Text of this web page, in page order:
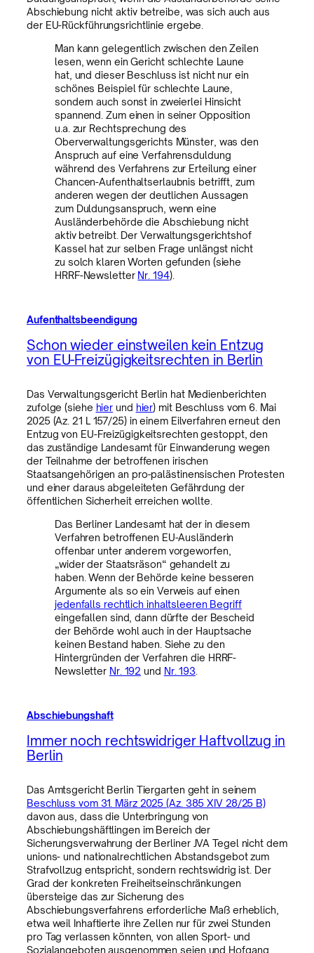
Abschiebung nicht aktiv betreibe, was sich auch aus
der EU-Rückführungsrichtlinie ergebe.
Man kann gelegentlich zwischen den Zeilen
lesen, wenn ein Gericht schlechte Laune
hat, und dieser Beschluss ist nicht nur ein
schönes Beispiel für schlechte Laune,
sondern auch sonst in zweierlei Hinsicht
spannend. Zum einen in seiner Opposition
u.a. zur Rechtsprechung des
Oberverwaltungsgerichts Münster, was den
Anspruch auf eine Verfahrensduldung
während des Verfahrens zur Erteilung einer
Chancen-Aufenthaltserlaubnis betrifft, zum
anderen wegen der deutlichen Aussagen
zum Duldungsanspruch, wenn eine
Ausländerbehörde die Abschiebung nicht
aktiv betreibt. Der Verwaltungsgerichtshof
Kassel hat zur selben Frage unlängst nicht
zu solch klaren Worten gefunden (siehe
HRRF-Newsletter Nr. 194).
Aufenthaltsbeendigung
Schon wieder einstweilen kein Entzug
von EU-Freizügigkeitsrechten in Berlin
Das Verwaltungsgericht Berlin hat Medienberichten
zufolge (siehe hier und hier) mit Beschluss vom 6. Mai
2025 (Az. 21 L 157/25) in einem Eilverfahren erneut den
Entzug von EU-Freizügigkeitsrechten gestoppt, den
das zuständige Landesamt für Einwanderung wegen
der Teilnahme der betroffenen irischen
Staatsangehörigen an pro-palästinensischen Protesten
und einer daraus abgeleiteten Gefährdung der
öffentlichen Sicherheit erreichen wollte.
Das Berliner Landesamt hat der in diesem
Verfahren betroffenen EU-Ausländerin
offenbar unter anderem vorgeworfen,
„wider der Staatsräson“ gehandelt zu
haben. Wenn der Behörde keine besseren
Argumente als so ein Verweis auf einen
jedenfalls rechtlich inhaltsleeren Begriff
eingefallen sind, dann dürfte der Bescheid
der Behörde wohl auch in der Hauptsache
keinen Bestand haben. Siehe zu den
Hintergründen der Verfahren die HRRF-
Newsletter Nr. 192 und Nr. 193
Abschiebungshaft
Immer noch rechtswidriger Haftvollzug in
Berlin
Das Amtsgericht Berlin Tiergarten geht in seinem
Beschluss vom 31. März 2025 (Az. 385 XIV 28/25 B)
davon aus, dass die Unterbringung von
Abschiebungshäftlingen im Bereich der
Sicherungsverwahrung der Berliner JVA Tegel nicht dem
unions- und nationalrechtlichen Abstandsgebot zum
Strafvollzug entspricht, sondern rechtswidrig ist. Der
Grad der konkreten Freiheitseinschränkungen
übersteige das zur Sicherung des
Abschiebungsverfahrens erforderliche Maß erheblich,
etwa weil Inhaftierte ihre Zellen nur für zwei Stunden
pro Tag verlassen könnten, von allen Sport- und
Sozialangeboten ausgenommen seien und Hofgang